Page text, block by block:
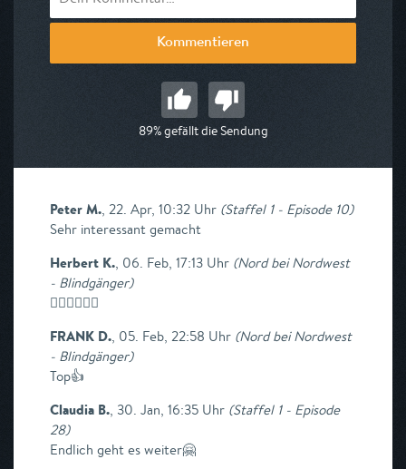
Kommentieren
89% gefällt die Sendung
Peter M., 22. Apr, 10:32 Uhr (Staffel 1 - Episode 10)
Sehr interessant gemacht
Herbert K., 06. Feb, 17:13 Uhr (Nord bei Nordwest
- Blindgänger)
👎🏼👎🏼👎🏼
FRANK D., 05. Feb, 22:58 Uhr (Nord bei Nordwest
- Blindgänger)
Top👍
Claudia B., 30. Jan, 16:35 Uhr (Staffel 1 - Episode
28)
Endlich geht es weiter🤗